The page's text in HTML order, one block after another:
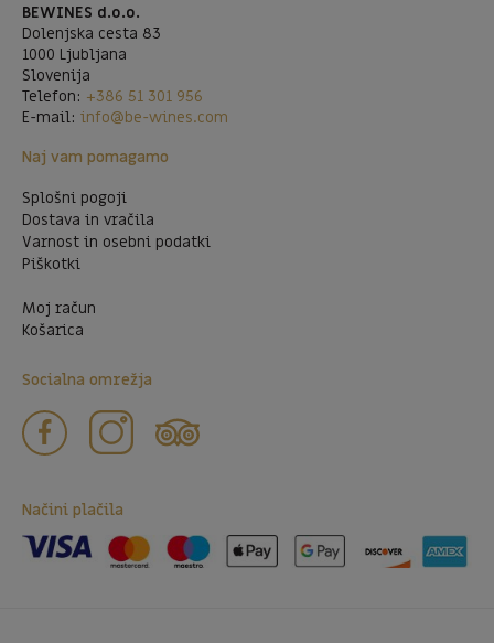
BEWINES d.o.o.
Dolenjska cesta 83
1000 Ljubljana
Slovenija
Telefon: +386 51 301 956
E-mail: info@be-wines.com
Naj vam pomagamo
Splošni pogoji
Dostava in vračila
Varnost in osebni podatki
Piškotki
Moj račun
Košarica
Socialna omrežja
Načini plačila